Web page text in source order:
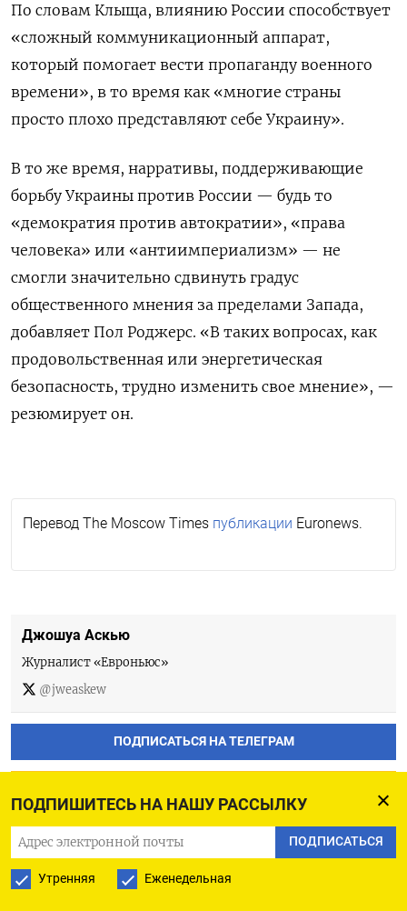
ПОДПИШИТЕСЬ НА НАШУ РАССЫЛКУ
ПОДПИСАТЬСЯ
Утренняя Еженедельная
По словам Клыща, влиянию России способствует
«сложный коммуникационный аппарат,
который помогает вести пропаганду военного
времени», в то время как «многие страны
просто плохо представляют себе Украину».
В то же время, нарративы, поддерживающие
борьбу Украины против России — будь то
«демократия против автократии», «права
человека» или «антиимпериализм» — не
смогли значительно сдвинуть градус
общественного мнения за пределами Запада,
добавляет Пол Роджерс. «В таких вопросах, как
продовольственная или энергетическая
безопасность, трудно изменить свое мнение», —
резюмирует он.
Перевод The Moscow Times публикации Euronews.
Джошуа Аскью
Журналист «Евроньюс»
@jweaskew
ПОДПИСАТЬСЯ НА ТЕЛЕГРАМ